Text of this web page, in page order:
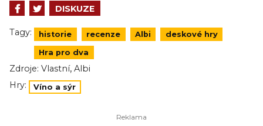
DISKUZE
Tagy: historie recenze Albi deskové hry
Hra pro dva
Zdroje: Vlastní, Albi
Hry:
Víno a sýr